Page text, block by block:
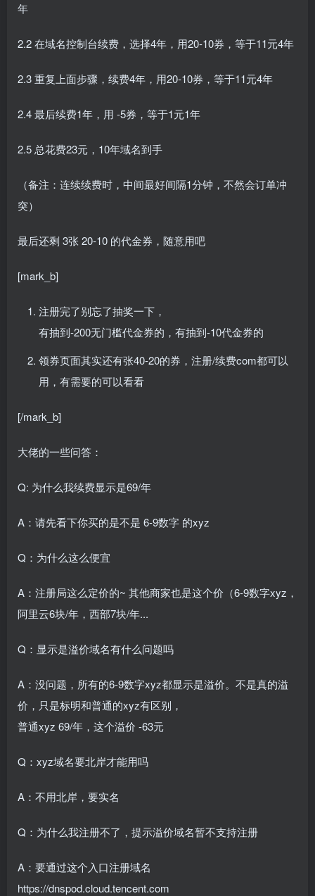
年
2.2 在域名控制台续费，选择4年，用20-10券，等于11元4年
2.3 重复上面步骤，续费4年，用20-10券，等于11元4年
2.4 最后续费1年，用 -5券，等于1元1年
2.5 总花费23元，10年域名到手
（备注：连续续费时，中间最好间隔1分钟，不然会订单冲
突）
最后还剩 3张 20-10 的代金券，随意用吧
[mark_b]
注册完了别忘了抽奖一下，
有抽到-200无门槛代金券的，有抽到-10代金券的
领券页面其实还有张40-20的券，注册/续费com都可以
用，有需要的可以看看
[/mark_b]
大佬的一些问答：
Q: 为什么我续费显示是69/年
A：请先看下你买的是不是 6-9数字 的xyz
Q：为什么这么便宜
A：注册局这么定价的~ 其他商家也是这个价（6-9数字xyz，
阿里云6块/年，西部7块/年...
Q：显示是溢价域名有什么问题吗
A：没问题，所有的6-9数字xyz都显示是溢价。不是真的溢
价，只是标明和普通的xyz有区别，
普通xyz 69/年，这个溢价 -63元
Q：xyz域名要北岸才能用吗
A：不用北岸，要实名
Q：为什么我注册不了，提示溢价域名暂不支持注册
A：要通过这个入口注册域名
https://dnspod.cloud.tencent.com